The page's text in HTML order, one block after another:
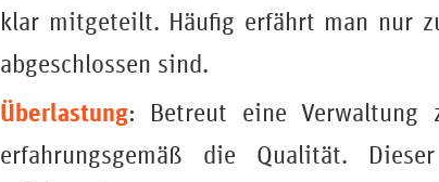
klar mitgeteilt. Häufig erfährt man nur
abgeschlossen sind.
Überlastung: Betreut eine Verwaltung
erfahrungsgemäß die Qualität.